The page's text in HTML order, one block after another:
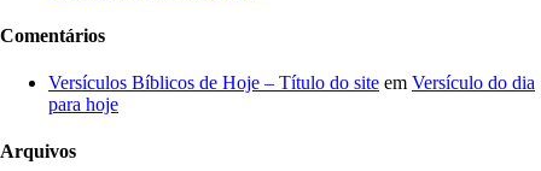
Comentários
Versículos Bíblicos de Hoje – Título do site em Versículo do dia
para hoje
Arquivos